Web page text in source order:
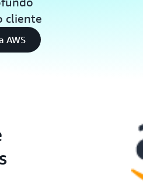
cliente
AWS